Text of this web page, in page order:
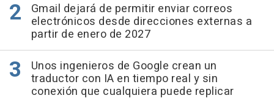
Gmail dejará de permitir enviar correos
electrónicos desde direcciones externas a
partir de enero de 2027
Unos ingenieros de Google crean un
traductor con IA en tiempo real y sin
conexión que cualquiera puede replicar